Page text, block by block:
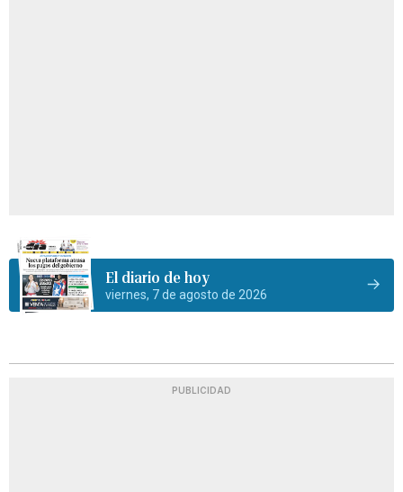
El diario de hoy
viernes, 7 de agosto de 2026
PUBLICIDAD